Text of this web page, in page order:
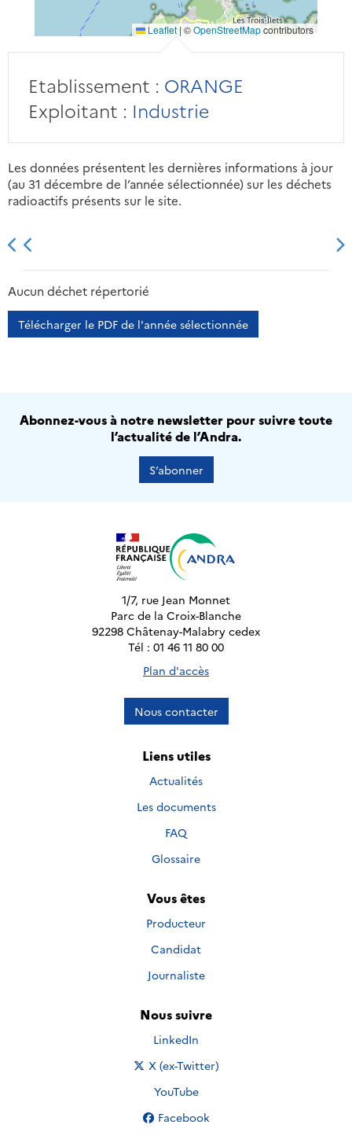
Leaflet| ©OpenStreetMapcontributors
Etablissement : ORANGE
Exploitant : Industrie
Les données présentent les dernières informations à jour
(au 31 décembre de l’année sélectionnée) sur les déchets
radioactifs présents sur le site.
2013 2014
Aucun déchet répertorié
Télécharger le PDF de l'année sélectionnée
Abonnez-vous à notre newsletter pour suivre toute
l’actualité de l’Andra.
S’abonner
1/7, rue Jean Monnet
Parc de la Croix-Blanche
92298 Châtenay-Malabry cedex
Tél : 01 46 11 80 00
Plan d'accès
Nous contacter
Liens utiles
Actualités
Les documents
FAQ
Glossaire
Vous êtes
Producteur
Candidat
Journaliste
Nous suivre
Nous suivre sur
LinkedIn
Nous suivre sur
X (ex-Twitter)
Nous suivre sur
YouTube
Nous suivre sur
Facebook